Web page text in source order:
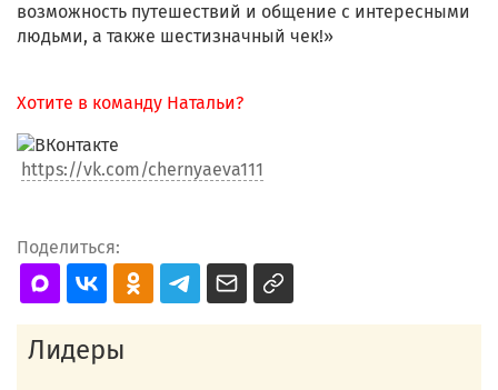
возможность путешествий и общение с интересными
людьми, а также шестизначный чек!»
Хотите в команду Натальи?
https://vk.com/chernyaeva111
Поделиться:
Лидеры